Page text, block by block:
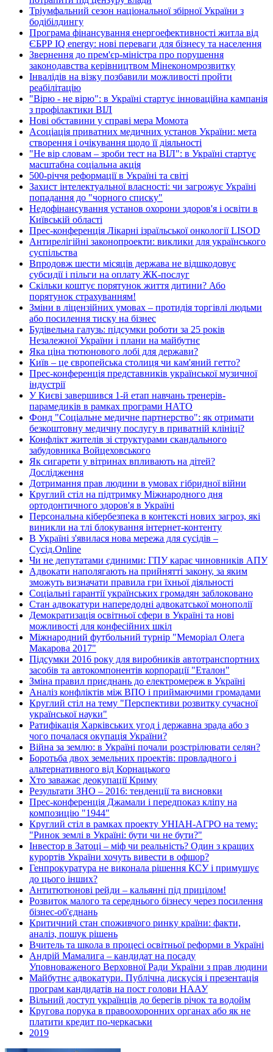
Тріумфальний сезон національної збірної України з
бодібілдингу
Програма фінансування енергоефективності житла від
ЄБРР IQ energy: нові переваги для бізнесу та населення
Звернення до прем'єр-міністра про порушення
законодавства керівництвом Мінекономрозвитку
Інвалідів на візку позбавили можливості пройти
реабілітацію
"Вірю - не вірю": в Україні стартує інноваційна кампанія
з профілактики ВІЛ
Нові обставини у справі мера Момота
Асоціація приватних медичних установ України: мета
створення і очікування щодо її діяльності
"Не вір словам – зроби тест на ВІЛ": в Україні стартує
масштабна соціальна акція
500-річчя реформації в Україні та світі
Захист інтелектуальної власності: чи загрожує Україні
попадання до "чорного списку"
Недофінансування установ охорони здоров'я і освіти в
Київській області
Прес-конференція Лікарні ізраїльської онкології LISOD
Антирелігійні законопроекти: виклики для українського
суспільства
Впродовж шести місяців держава не відшкодовує
субсидії і пільги на оплату ЖК-послуг
Скільки коштує порятунок життя дитини? Або
порятунок страхуванням!
Зміни в ліцензійних умовах – протидія торгівлі людьми
або посилення тиску на бізнес
Будівельна галузь: підсумки роботи за 25 років
Незалежної України і плани на майбутнє
Яка ціна тютюнового лобі для держави?
Київ – це європейська столиця чи кам'яний гетто?
Прес-конференція представників української музичної
індустрії
У Києві завершився 1-й етап навчань тренерів-
парамедиків в рамках програми НАТО
Фонд "Соціальне медичне партнерство": як отримати
безкоштовну медичну послугу в приватній клініці?
Конфлікт жителів зі структурами скандального
забудовника Войцеховського
Як сигарети у вітринах впливають на дітей?
Дослідження
Дотримання прав людини в умовах гібридної війни
Круглий стіл на підтримку Міжнародного дня
ортодонтичного здоров'я в Україні
Персональна кібербезпека в контексті нових загроз, які
виникли на тлі блокування інтернет-контенту
В Україні з'явилася нова мережа для сусідів –
Сусід.Online
Чи не депутатами єдиними: ГПУ карає чиновників АПУ
Адвокати наполягають на прийнятті закону, за яким
зможуть визначати правила гри їхньої діяльності
Соціальні гарантії українських громадян заблоковано
Стан адвокатури напередодні адвокатської монополії
Демократизація освітньої сфери в Україні та нові
можливості для конфесійних шкіл
Міжнародний футбольний турнір "Меморіал Олега
Макарова 2017"
Підсумки 2016 року для виробників автотранспортних
засобів та автокомпонентів корпорації "Еталон"
Зміна правил приєднань до електромереж в Україні
Аналіз конфліктів між ВПО і приймаючими громадами
Круглий стіл на тему "Перспективи розвитку сучасної
української науки"
Ратифікація Харківських угод і державна зрада або з
чого почалася окупація України?
Війна за землю: в Україні почали розстрілювати селян?
Боротьба двох земельних проектів: провладного і
альтернативного від Корнацького
Хто заважає деокупації Криму
Результати ЗНО – 2016: тенденції та висновки
Прес-конференція Джамали і передпоказ кліпу на
композицію "1944"
Круглий стіл в рамках проекту УНІАН-АГРО на тему:
"Ринок землі в Україні: бути чи не бути?"
Інвестор в Затоці – міф чи реальність? Один з кращих
курортів України хочуть вивести в офшор?
Генпрокуратура не виконала рішення КСУ і примушує
до цього інших?
Антитютюнові рейди – кальянні під прицілом!
Розвиток малого та середнього бізнесу через посилення
бізнес-об'єднань
Критичний стан споживчого ринку країни: факти,
аналіз, пошук рішень
Вчитель та школа в процесі освітньої реформи в Україні
Андрій Мамалига – кандидат на посаду
Уповноваженого Верховної Ради України з прав людини
Майбутнє адвокатури. Публічна дискусія і презентація
програм кандидатів на пост голови НААУ
Вільний доступ українців до берегів річок та водойм
Кругова порука в правоохоронних органах або як не
платити кредит по-черкаськи
2019